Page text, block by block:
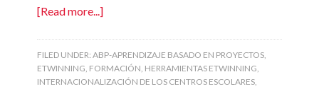
[Read more...]
FILED UNDER:ABP-APRENDIZAJE BASADO EN PROYECTOS,
ETWINNING, FORMACIÓN, HERRAMIENTAS ETWINNING,
INTERNACIONALIZACIÓN DE LOS CENTROS ESCOLARES,